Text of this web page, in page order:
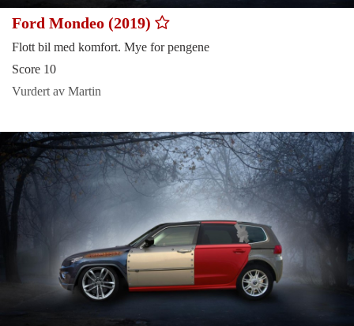
Ford Mondeo (2019)
Flott bil med komfort. Mye for pengene
Score 10
Vurdert av Martin